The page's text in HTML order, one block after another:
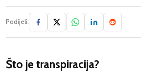
Podijeli:
Što je transpiracija?